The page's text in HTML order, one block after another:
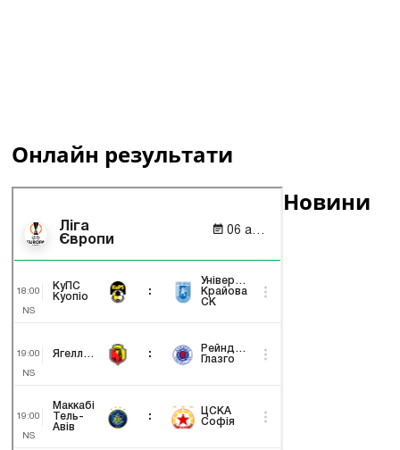
Онлайн результати
Новини